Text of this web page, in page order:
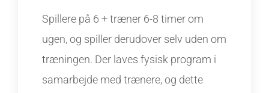
Spillere på 6 + træner 6-8 timer om
ugen, og spiller derudover selv uden om
træningen. Der laves fysisk program i
samarbejde med trænere, og dette